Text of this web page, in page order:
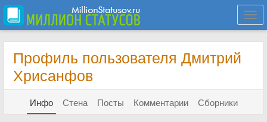
Профиль пользователя Дмитрий
Хрисанфов
Инфо Стена Посты Комментарии Сборники